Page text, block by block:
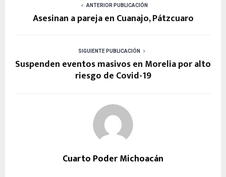
ANTERIOR PUBLICACIÓN
Asesinan a pareja en Cuanajo, Pátzcuaro
SIGUIENTE PUBLICACIÓN
Suspenden eventos masivos en Morelia por alto
riesgo de Covid-19
Cuarto Poder Michoacán